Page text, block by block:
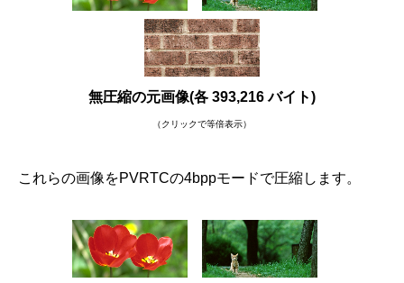
無圧縮の元画像(各 393,216 バイト)
（クリックで等倍表示）
これらの画像をPVRTCの4bppモードで圧縮します。